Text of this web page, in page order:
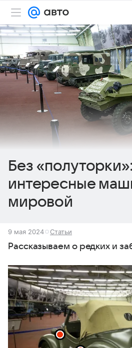
Без «полуторки»:
интересные
мировой
9 мая 2024 Статьи
Рассказываем о редких и